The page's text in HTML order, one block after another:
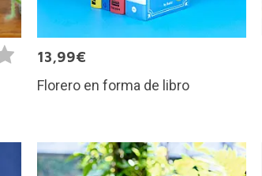
13,99€
Florero en forma de libro